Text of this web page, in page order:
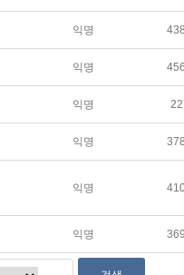
익명
익명
익명
익명
익명
익명